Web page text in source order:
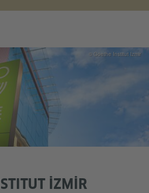
İZMIR
© Goethe Institut Izmir